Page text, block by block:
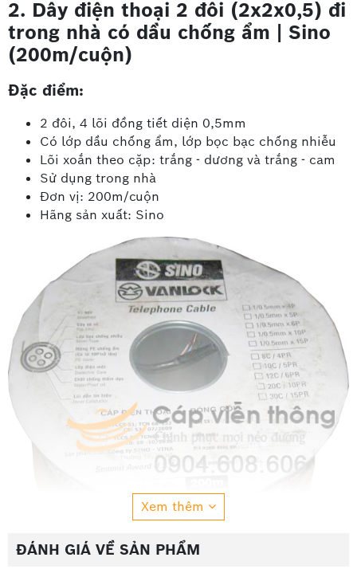
2. Dây điện thoại 2 đôi (2x2x0,5) đi
trong nhà có dầu chống ẩm | Sino
(200m/cuộn)
Đặc điểm:
2 đôi, 4 lõi đồng tiết diện 0,5mm
Có lớp dầu chống ẩm, lớp bọc bạc chống nhiễu
Lõi xoắn theo cặp: trắng - dương và trắng - cam
Sử dụng trong nhà
Đơn vị: 200m/cuộn
Hãng sản xuất: Sino
Xem thêm
ĐÁNH GIÁ VỀ SẢN PHẨM